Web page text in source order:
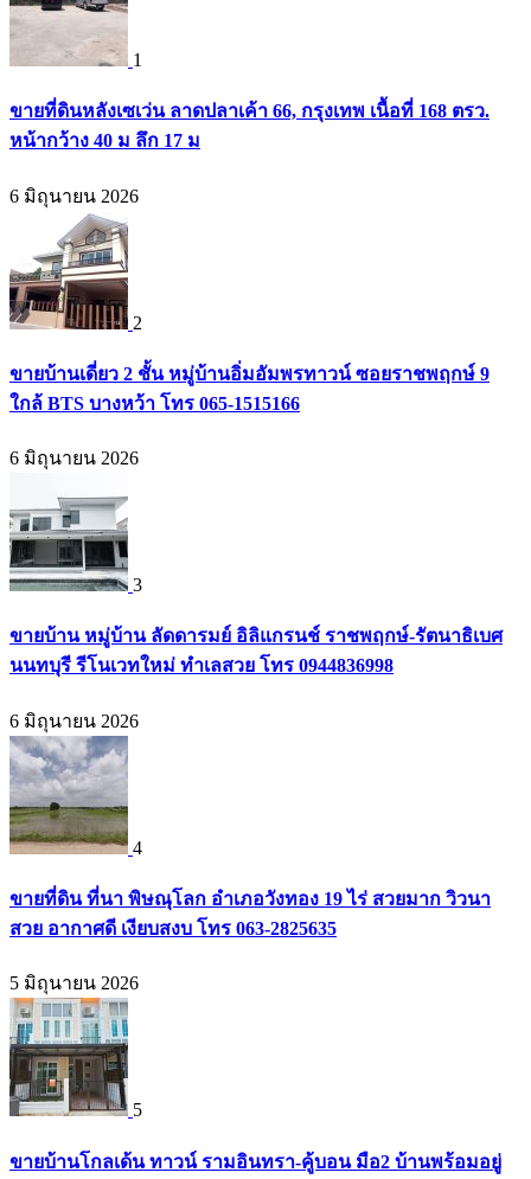
1
ขายที่ดินหลังเซเว่น ลาดปลาเค้า 66, กรุงเทพ เนื้อที่ 168 ตรว.
หน้ากว้าง 40 ม ลึก 17 ม
6 มิถุนายน 2026
2
ขายบ้านเดี่ยว 2 ชั้น หมู่บ้านอิ่มอัมพรทาวน์ ซอยราชพฤกษ์ 9
ใกล้ BTS บางหว้า โทร 065-1515166
6 มิถุนายน 2026
3
ขายบ้าน หมู่บ้าน ลัดดารมย์ อิลิแกรนช์ ราชพฤกษ์-รัตนาธิเบศ
นนทบุรี รีโนเวทใหม่ ทำเลสวย โทร 0944836998
6 มิถุนายน 2026
4
ขายที่ดิน ที่นา พิษณุโลก อำเภอวังทอง 19 ไร่ สวยมาก วิวนา
สวย อากาศดี เงียบสงบ โทร 063-2825635
5 มิถุนายน 2026
5
ขายบ้านโกลเด้น ทาวน์ รามอินทรา-คู้บอน มือ2 บ้านพร้อมอยู่